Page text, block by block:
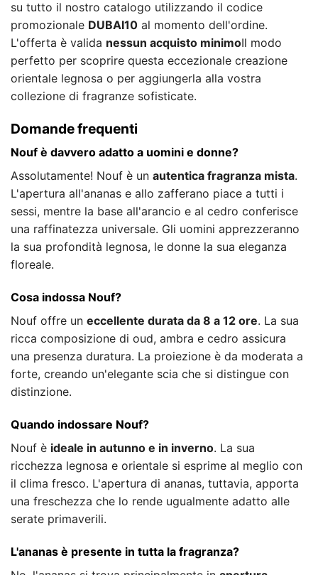
su tutto il nostro catalogo utilizzando il codice
promozionale DUBAI10 al momento dell'ordine.
L'offerta è valida nessun acquisto minimoIl modo
perfetto per scoprire questa eccezionale creazione
orientale legnosa o per aggiungerla alla vostra
collezione di fragranze sofisticate.
Domande frequenti
Nouf è davvero adatto a uomini e donne?
Assolutamente! Nouf è un autentica fragranza mista.
L'apertura all'ananas e allo zafferano piace a tutti i
sessi, mentre la base all'arancio e al cedro conferisce
una raffinatezza universale. Gli uomini apprezzeranno
la sua profondità legnosa, le donne la sua eleganza
floreale.
Cosa indossa Nouf?
Nouf offre un eccellente durata da 8 a 12 ore. La sua
ricca composizione di oud, ambra e cedro assicura
una presenza duratura. La proiezione è da moderata a
forte, creando un'elegante scia che si distingue con
distinzione.
Quando indossare Nouf?
Nouf è ideale in autunno e in inverno. La sua
ricchezza legnosa e orientale si esprime al meglio con
il clima fresco. L'apertura di ananas, tuttavia, apporta
una freschezza che lo rende ugualmente adatto alle
serate primaverili.
L'ananas è presente in tutta la fragranza?